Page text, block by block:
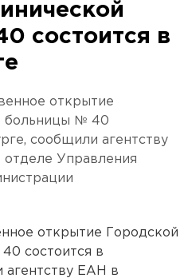
состоится в
открытие
больницы № 40
сообщили агентству
Управления
открытие Городской
состоится в
агентству ЕАН в